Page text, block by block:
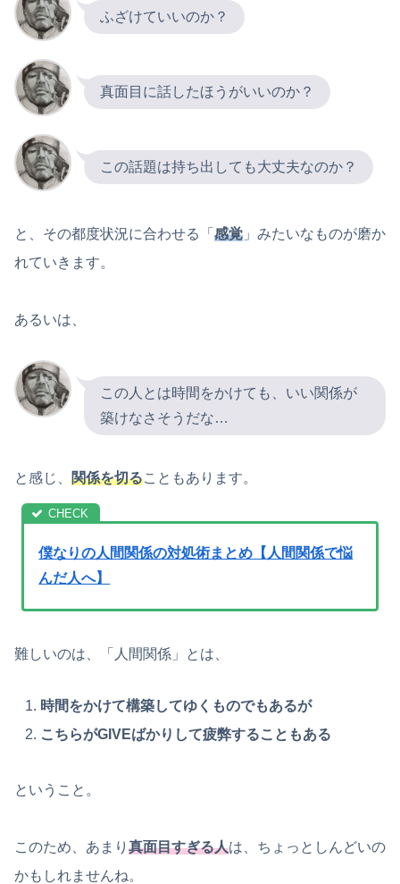
ふざけていいのか？
真面目に話したほうがいいのか？
この話題は持ち出しても大丈夫なのか？
と、その都度状況に合わせる「 感覚 」みたいなものが磨か
れていきます。
あるいは、
この人とは時間をかけても、いい関係が
築けなさそうだな…
と感じ、 関係を切ることもあります。
僕なりの人間関係の対処術まとめ【人間関係で悩
んだ人へ】
難しいのは、「人間関係」とは、
時間をかけて構築してゆくものでもあるが
こちらがGIVEばかりして疲弊することもある
ということ。
このため、あまり 真面目すぎる人は、ちょっとしんどいの
かもしれませんね。